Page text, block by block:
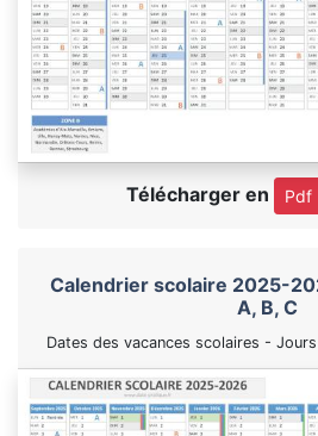
Télécharger en Pdf
Calendrier scolaire 2025-
A, B, C
Dates des vacances scolaires -